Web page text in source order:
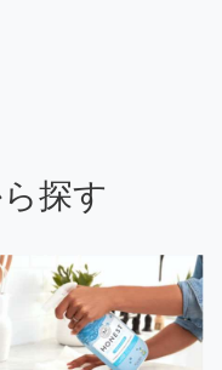
探す